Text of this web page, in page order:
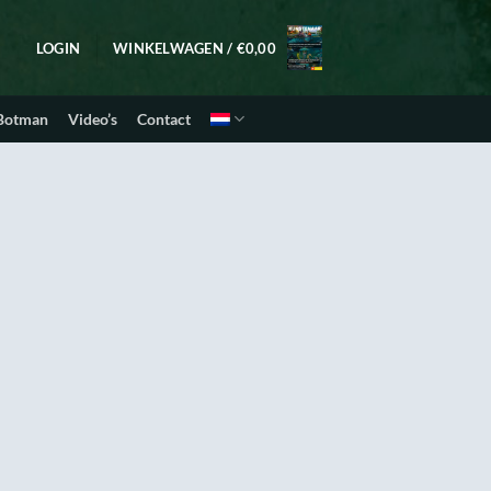
LOGIN WINKELWAGEN / €0,00
Video’s Contact